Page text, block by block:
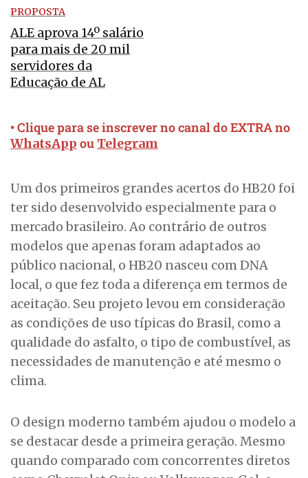
PROPOSTA
ALE aprova 14º salário
para mais de 20 mil
servidores da
Educação de AL
• Clique para se inscrever no canal do EXTRA no
WhatsApp ou Telegram
Um dos primeiros grandes acertos do HB20 foi
ter sido desenvolvido especialmente para o
mercado brasileiro. Ao contrário de outros
modelos que apenas foram adaptados ao
público nacional, o HB20 nasceu com DNA
local, o que fez toda a diferença em termos de
aceitação. Seu projeto levou em consideração
as condições de uso típicas do Brasil, como a
qualidade do asfalto, o tipo de combustível, as
necessidades de manutenção e até mesmo o
clima.
O design moderno também ajudou o modelo a
se destacar desde a primeira geração. Mesmo
quando comparado com concorrentes diretos